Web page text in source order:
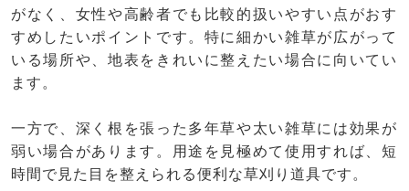
がなく、女性や高齢者でも比較的扱いやすい点がおす
すめしたいポイントです。特に細かい雑草が広がって
いる場所や、地表をきれいに整えたい場合に向いてい
ます。
一方で、深く根を張った多年草や太い雑草には効果が
弱い場合があります。用途を見極めて使用すれば、短
時間で見た目を整えられる便利な草刈り道具です。